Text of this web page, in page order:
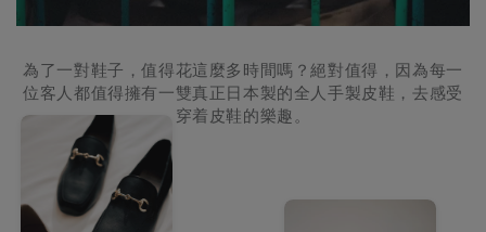
為了一對鞋子，值得花這麼多時間嗎？絕對值得，因為每一
位客人都值得擁有一雙真正日本製的全人手製皮鞋，去感受
穿着皮鞋的樂趣。